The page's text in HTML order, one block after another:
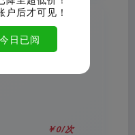
￥0/次
后才可见！
今日已阅